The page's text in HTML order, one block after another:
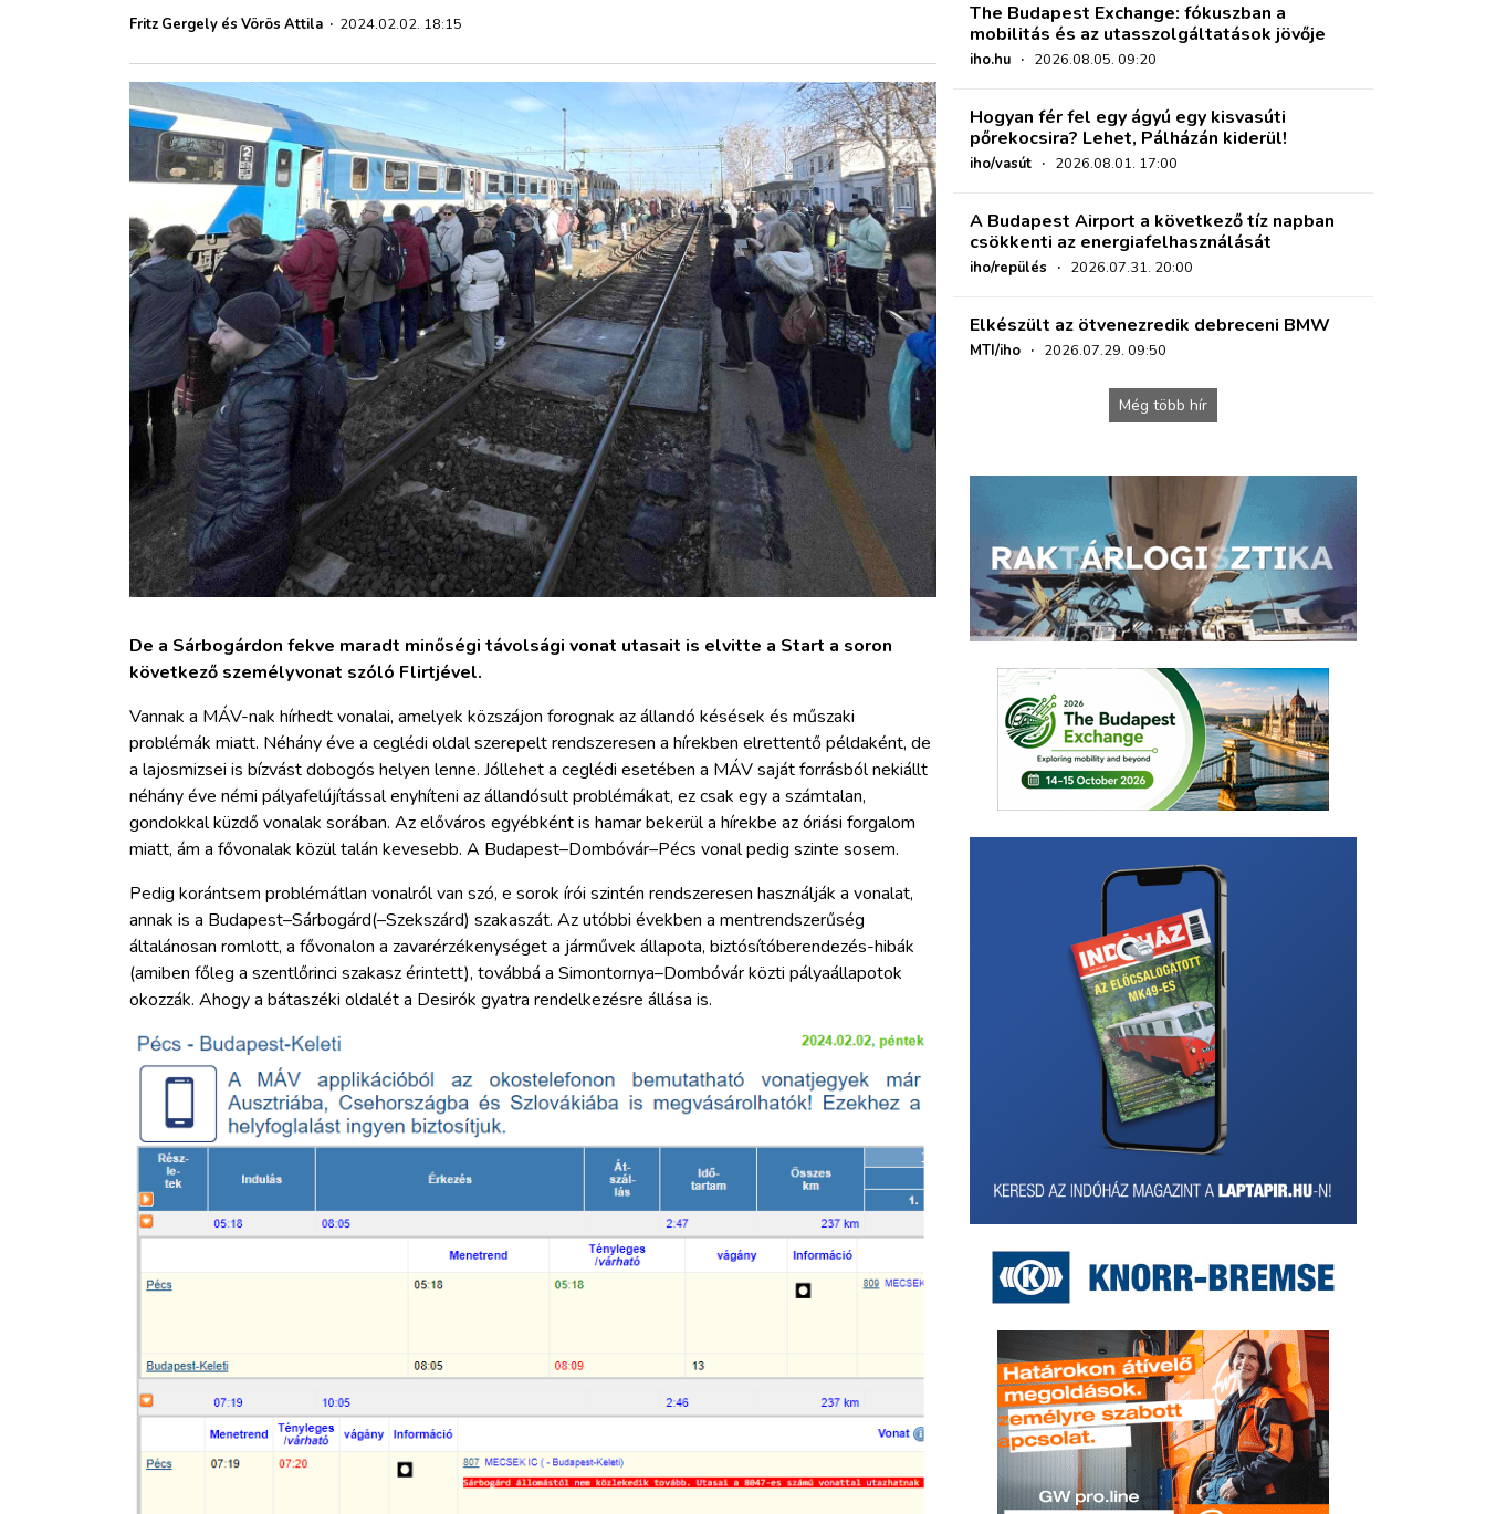
HAJÓZÁS
WEBSHOP
BELÉPÉS
REGISZTRÁCIÓ
Fritz Gergely és Vörös Attila · 2024.02.02. 18:15
De a Sárbogárdon fekve maradt minőségi távolsági vonat utasait is elvitte a Start a soron
következő személyvonat szóló Flirtjével.
Vannak a MÁV-nak hírhedt vonalai, amelyek közszájon forognak az állandó késések és műszaki
problémák miatt. Néhány éve a ceglédi oldal szerepelt rendszeresen a hírekben elrettentő példaként, de
a lajosmizsei is bízvást dobogós helyen lenne. Jóllehet a ceglédi esetében a MÁV saját forrásból nekiállt
néhány éve némi pályafelújítással enyhíteni az állandósult problémákat, ez csak egy a számtalan,
gondokkal küzdő vonalak sorában. Az előváros egyébként is hamar bekerül a hírekbe az óriási forgalom
miatt, ám a fővonalak közül talán kevesebb. A Budapest–Dombóvár–Pécs vonal pedig szinte sosem.
Pedig korántsem problémátlan vonalról van szó, e sorok írói szintén rendszeresen használják a vonalat,
annak is a Budapest–Sárbogárd(–Szekszárd) szakaszát. Az utóbbi években a mentrendszerűség
általánosan romlott, a fővonalon a zavarérzékenységet a járművek állapota, biztósítóberendezés-hibák
(amiben főleg a szentlőrinci szakasz érintett), továbbá a Simontornya–Dombóvár közti pályaállapotok
okozzák. Ahogy a bátaszéki oldalét a Desirók gyatra rendelkezésre állása is.
The Budapest Exchange: fókuszban a
mobilitás és az utasszolgáltatások jövője
iho.hu · 2026.08.05. 09:20
Hogyan fér fel egy ágyú egy kisvasúti
pőrekocsira? Lehet, Pálházán kiderül!
iho/vasút · 2026.08.01. 17:00
A Budapest Airport a következő tíz napban
csökkenti az energiafelhasználását
iho/repülés · 2026.07.31. 20:00
Elkészült az ötvenezredik debreceni BMW
MTI/iho · 2026.07.29. 09:50
Még több hír